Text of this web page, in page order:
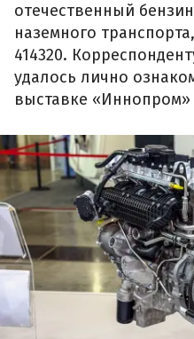
отечественный
наземного
414320.
удалось лично
выставке «Иннопром»